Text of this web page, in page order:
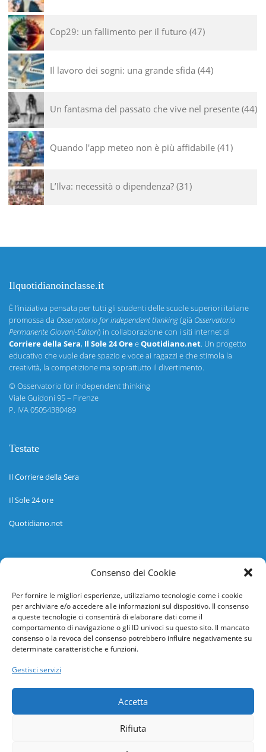
Consenso dei Cookie
Per fornire le migliori esperienze, utilizziamo tecnologie come i cookie
per archiviare e/o accedere alle informazioni sul dispositivo. Il consenso
a queste tecnologie ci consentirà di elaborare dati come il
comportamento di navigazione o gli ID univoci su questo sito. Il mancato
consenso o la revoca del consenso potrebbero influire negativamente su
determinate caratteristiche e funzioni.
Gestisci servizi
Accetta
Rifiuta
Cop29: un fallimento per il futuro 47
Il lavoro dei sogni: una grande sfida 44
Un fantasma del passato che vive nel presente 44
Quando l'app meteo non è più affidabile 41
L’Ilva: necessità o dipendenza? 31
Ilquotidianoinclasse.it
È l’iniziativa pensata per tutti gli studenti delle scuole superiori italiane
promossa da Osservatorio for independent thinking(già Osservatorio
Permanente Giovani-Editori) in collaborazione con i siti internet di
Corriere della Sera, Il Sole 24 OreeQuotidiano.net. Un progetto
educativo che vuole dare spazio e voce ai ragazzi e che stimola la
creatività, la competizione ma soprattutto il divertimento.
©Osservatorio for independent thinking
Viale Guidoni 95 – Firenze
P. IVA 05054380489
Testate
Il Corriere della Sera
Il Sole 24 ore
Quotidiano.net
Informazioni
Help desk
Guida rapida